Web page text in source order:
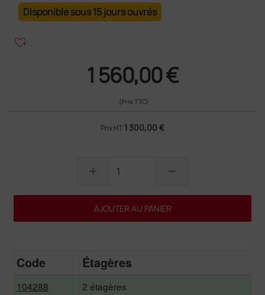
Disponible sous 15 jours ouvrés
heart_plus
1 560,00 €
(Prix TTC)
Prix HT 1 300,00 €
add remove
AJOUTER AU PANIER
Code Étagères
104288
2 étagères